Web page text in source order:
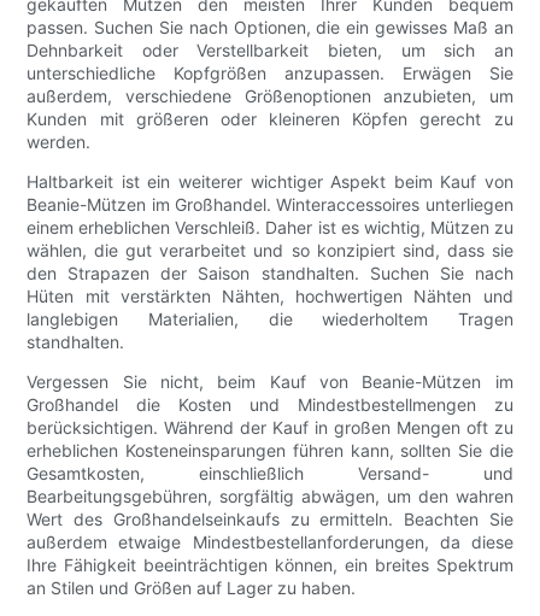
gekauften Mützen den meisten Ihrer Kunden bequem
passen. Suchen Sie nach Optionen, die ein gewisses Maß an
Dehnbarkeit oder Verstellbarkeit bieten, um sich an
unterschiedliche Kopfgrößen anzupassen. Erwägen Sie
außerdem, verschiedene Größenoptionen anzubieten, um
Kunden mit größeren oder kleineren Köpfen gerecht zu
werden.
Haltbarkeit ist ein weiterer wichtiger Aspekt beim Kauf von
Beanie-Mützen im Großhandel. Winteraccessoires unterliegen
einem erheblichen Verschleiß. Daher ist es wichtig, Mützen zu
wählen, die gut verarbeitet und so konzipiert sind, dass sie
den Strapazen der Saison standhalten. Suchen Sie nach
Hüten mit verstärkten Nähten, hochwertigen Nähten und
langlebigen Materialien, die wiederholtem Tragen
standhalten.
Vergessen Sie nicht, beim Kauf von Beanie-Mützen im
Großhandel die Kosten und Mindestbestellmengen zu
berücksichtigen. Während der Kauf in großen Mengen oft zu
erheblichen Kosteneinsparungen führen kann, sollten Sie die
Gesamtkosten, einschließlich Versand- und
Bearbeitungsgebühren, sorgfältig abwägen, um den wahren
Wert des Großhandelseinkaufs zu ermitteln. Beachten Sie
außerdem etwaige Mindestbestellanforderungen, da diese
Ihre Fähigkeit beeinträchtigen können, ein breites Spektrum
an Stilen und Größen auf Lager zu haben.